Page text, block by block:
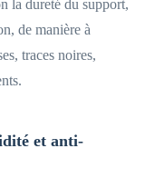
la dureté du support,
de manière à
traces noires,
et anti-